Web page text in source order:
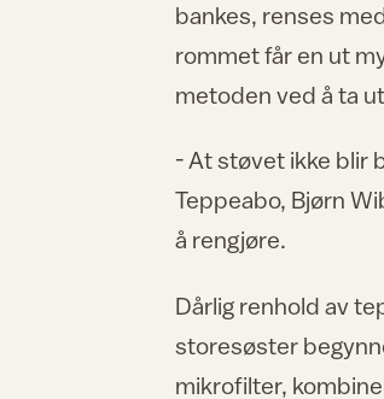
bankes, renses
rommet får en ut
metoden ved å ta
- At støvet ikke blir
Teppeabo, Bjørn
å rengjøre.
Dårlig renhold av
storesøster
mikrofilter,